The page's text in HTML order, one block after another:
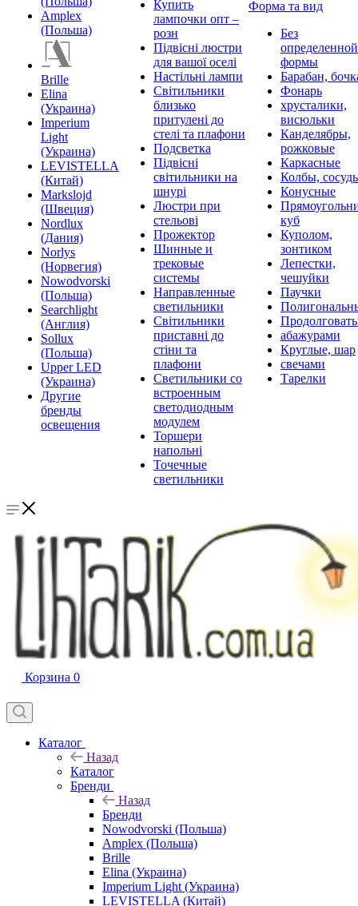
Amplex
(Польша)
Brille
Elina
(Украина)
Imperium
Light
(Украина)
LEVISTELLA
(Китай)
Markslojd
(Швеция)
Nordlux
(Дания)
Norlys
(Норвегия)
Nowodvorski
(Польша)
Searchlight
(Англия)
Sollux
(Польша)
Upper LED
(Украина)
Другие
бренды
освещения
Купить
лампочки опт –
розн
Підвісні люстри
для вашої оселі
Настільні лампи
Світильники
близько
притулені до
стелі та плафони
Подсветка
Підвісні
світильники на
шнурі
Люстри при
стельові
Прожектор
Шинные и
трековые
системы
Направленные
светильники
Світильники
приставні до
стіни та
плафони
Светильники со
встроенным
светодиодным
модулем
Торшери
напольні
Точечные
светильники
Форма та вид
Без
определенной
формы
Барабан,
Фонарь
хрусталики,
висюльки
Канделябры,
рожковые
Каркасные
Колбы,
Конусные
куб
Куполом,
зонтиком
Лепестки,
чешуйки
Паучки
абажурами
Круглые, шар
свечами
Тарелки
Корзина 0
Каталог
Назад
Каталог
Бренди
Назад
Бренди
Nowodvorski (Польша)
Amplex (Польша)
Brille
Elina (Украина)
Imperium Light (Украина)
LEVISTELLA (Китай)